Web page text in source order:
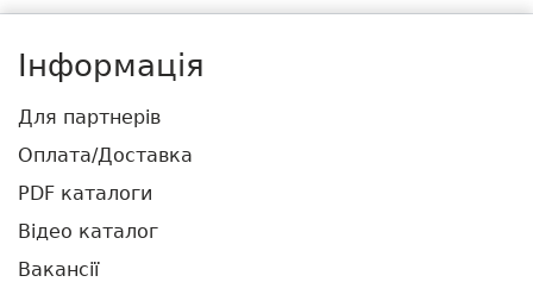
Інформація
Для партнерів
Оплата/Доставка
PDF каталоги
Відео каталог
Вакансії